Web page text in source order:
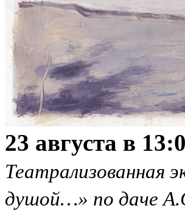
23 августа в
Театрализованная
душой…» по даче